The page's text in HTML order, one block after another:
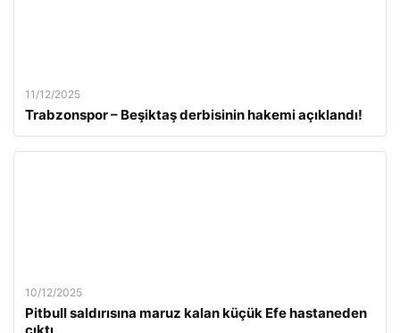
11/12/2025
Trabzonspor – Beşiktaş derbisinin hakemi açıklandı!
10/12/2025
Pitbull saldırısına maruz kalan küçük Efe hastaneden